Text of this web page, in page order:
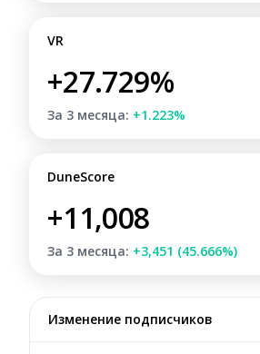
VR
+27.729%
За 3 месяца: +1.223%
DuneScore
+11,008
За 3 месяца: +3,451 (45.666%)
Изменение подписчиков